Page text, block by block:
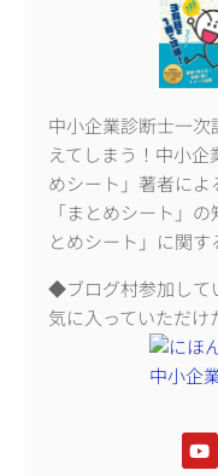
中小企業診断士一
えてしまう！中小
めシート」著者によ
「まとめシート」
とめシート」に関す
◆ブログ村参加し
気に入っていただけ